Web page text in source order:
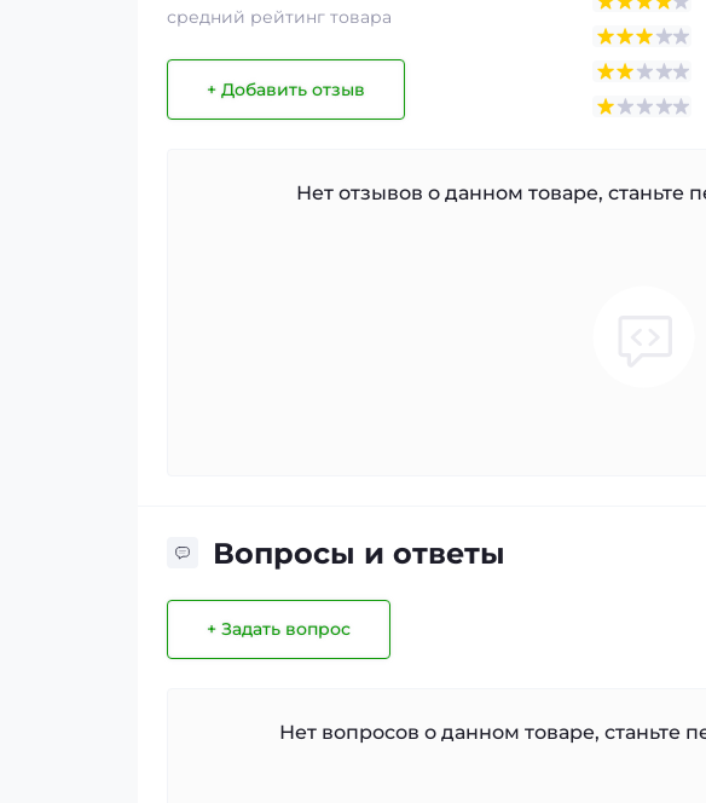
средний рейтинг товара
+ Добавить отзыв
Нет отзывов о данном товаре, станьте
Вопросы и ответы
+ Задать вопрос
Нет вопросов о данном товаре, станьте